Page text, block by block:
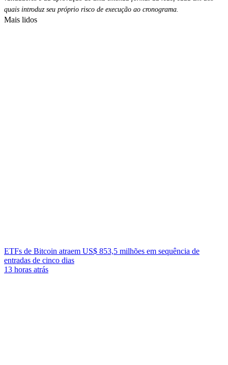
quais introduz seu próprio risco de execução ao cronograma.
Mais lidos
ETFs de Bitcoin atraem US$ 853,5 milhões em sequência de
entradas de cinco dias
13 horas atrás